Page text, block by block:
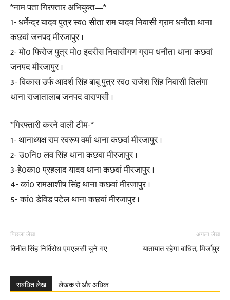
*नाम पता गिरफ्तार अभियुक्त—*
1- धर्मेन्द्र यादव पुत्र स्व0 सीता राम यादव निवासी ग्राम धनौता थाना
कछवां जनपद मीरजापुर ।
2- मो0 फिरोज पुत्र मो0 इदरीस निवासीगण ग्राम धनौता थाना कछवां
जनपद मीरजापुर ।
3- विकास उर्फ आदर्श सिंह बाबू पुत्र स्व0 राजेश सिंह निवासी तिलंगा
थाना राजातालाब जनपद वाराणसी ।
*गिरफ्तारी करने वाली टीम-*
1- थानाध्यक्ष राम स्वरूप वर्मा थाना कछवां मीरजापुर ।
2- उ0नि0 लव सिंह थाना कछवा मीरजापुर ।
3-हे0का0 प्रहलाद यादव थाना कछवां मीरजापुर ।
4- कां0 रामआशीष सिंह थाना कछवां मीरजापुर ।
5- कां0 डेविड पटेल थाना कछवां मीरजापुर ।
पिछला लेख
विनीत सिंह निर्विरोध एमएलसी चुने गए
अगला लेख
यातायात रहेगा बाधित, मिर्जापुर
संबंधित लेख लेखक से और अधिक